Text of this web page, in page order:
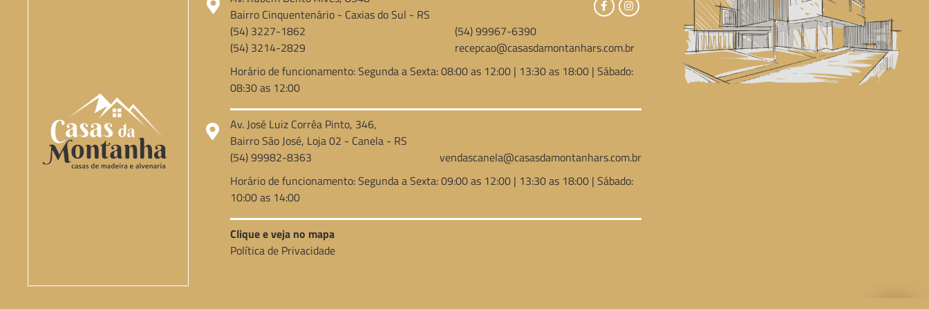
Bairro Cinquentenário - Caxias do Sul - RS
(54) 3227-1862
(54) 3214-2829
(54) 99967-6390
recepcao@casasdamontanhars.com.br
Horário de funcionamento: Segunda a Sexta: 08:00 as 12:00 | 13:30 as 18:00 | Sábado:
08:30 as 12:00
Av. José Luiz Corrêa Pinto, 346,
Bairro São José, Loja 02 - Canela - RS
(54) 99982-8363
vendascanela@casasdamontanhars.com.br
Horário de funcionamento: Segunda a Sexta: 09:00 as 12:00 | 13:30 as 18:00 | Sábado:
10:00 as 14:00
Clique e veja no mapa
Política de Privacidade